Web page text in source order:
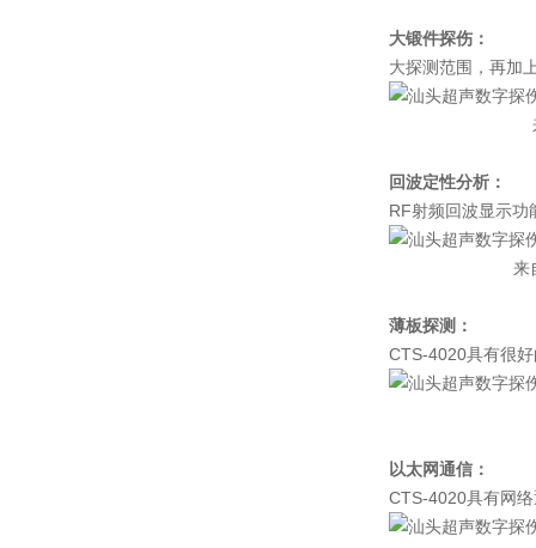
大锻件探伤：
大探测范围，再加
来自
回波定性分析 ：
RF射频回波显示功
来自一Φ2平
薄板探测 ：
CTS-4020具有很
以太网通信 ：
CTS-4020具有网